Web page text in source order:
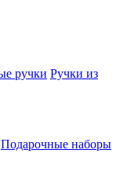
ручки Ручки из
Подарочные наборы